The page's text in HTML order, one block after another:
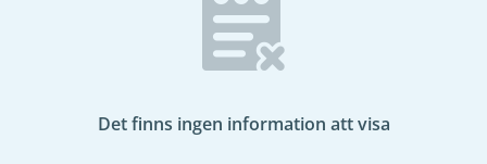
Det finns ingen information att visa